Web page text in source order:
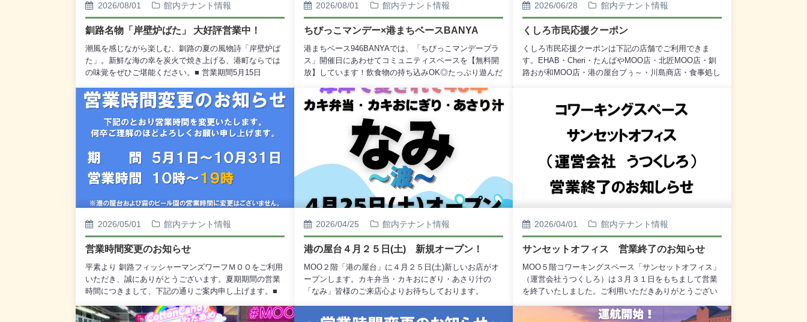
2026/08/01 館内テナント情報
釧路名物「岸壁炉ばた」 大好評営業中！
潮風を感じながら楽しむ、釧路の夏の風物詩「岸壁炉ば
た」。新鮮な海の幸を炭火で焼き上げる、港町ならでは
の味覚をぜひご堪能ください。■ 営業期間5月15日
トオーダー 20:40）■ ご予約について18:00までにご来店
可能なお客様のみご予約を承っております。当日予約は
15:00まで受付しております。■ ご予約いただけない日お
盆期間：8月13日（木）～16日（日）どんぱく開催日：9
しております。■ お問い合わせ先TEL：0154-23-
公社（釧路フィッシャーマンズワーフMOO）
2026/08/01 館内テナント情報
ちびっこマンデー×港まちベースBANYA
港まちベース946BANYAでは、「ちびっこマンデープラ
ス」開催日にあわせてコミュニティスペースを【無料開
放】しています！飲食物の持ち込みOK◎たっぷり遊んだ
キッズスペース完備！場所 MOO 2階 港まちベース
946BANYA日時 毎週月曜日 10:00〜15:00ぜひお気軽
にお立ち寄りください♪
2026/06/28 館内テナント情報
くしろ市民応援クーポン
くしろ市民応援クーポンは下記の店舗でご利用できま
す。EHAB・Cheri・たんばやMOO店・北匠MOO店・釧
路おが和MOO店・港の屋台ブぅ～・川島商店・食事処し
2026/05/01 館内テナント情報
営業時間変更のお知らせ
平素より 釧路フィッシャーマンズワーフＭＯＯをご利用
いただき、誠にありがとうございます。夏期期間の営業
時間につきまして、下記の通りご案内申し上げます。■
でなお、各テナントにより営業時間が異なる場合がござ
2026/04/25 館内テナント情報
港の屋台４月２５日(土) 新規オープン！
MOO２階「港の屋台」に４月２５日(土)新しいお店がオ
ープンします。カキ弁当・カキおにぎり・あさり汁の
「なみ」皆様のご来店心よりお待ちしております。
2026/04/01 館内テナント情報
サンセットオフィス 営業終了のお知らせ
MOO５階コワーキングスペース「サンセットオフィス」
（運営会社うつくしろ）は３月３１日をもちまして営業
を終了いたしました。ご利用いただきありがとうござい